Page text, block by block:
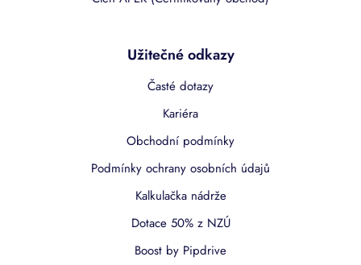
Užitečné odkazy
Časté dotazy
Kariéra
Obchodní podmínky
Podmínky ochrany osobních údajů
Kalkulačka nádrže
Dotace 50% z NZÚ
Boost by Pipdrive